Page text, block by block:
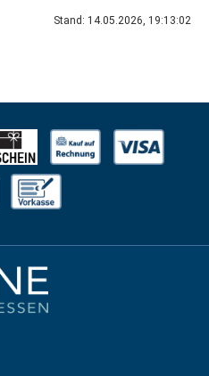
Stand: 14.05.2026, 19:13:02